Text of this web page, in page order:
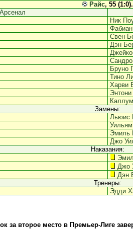
Райс, 55 (1:0).
Арсенал
Ник
Свен
Дэн
Бруно
Тино
Харви
Замены:
Льюис
Эмиль
Джо
Наказания:
Джо
Дэн
Тренеры:
Эдди
за второе место в Премьер-Лиге